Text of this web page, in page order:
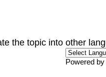
the topic into other
Powered by